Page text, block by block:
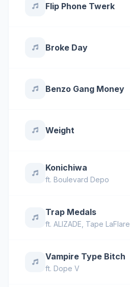
Flip Phone Twerk
Broke Day
Benzo Gang Money
Weight
Konichiwa
ft. Boulevard Depo
Trap Medals
ft. ALIZADE Tape LaFlare
Vampire Type Bitch
ft. Dope V